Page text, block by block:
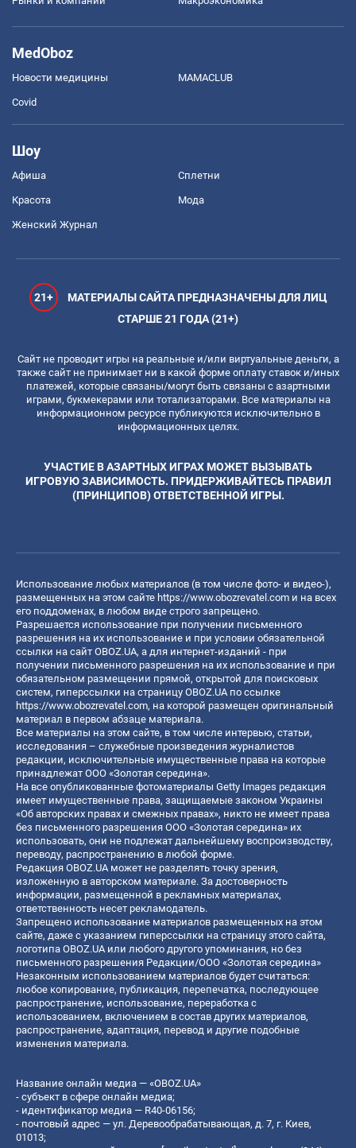
MedOboz
Новости медицины MAMACLUB
Covid
Шоу
Афиша Сплетни
Красота Мода
Женский Журнал
21+
МАТЕРИАЛЫ САЙТА ПРЕДНАЗНАЧЕНЫ ДЛЯ ЛИЦ
СТАРШЕ 21 ГОДА (21+)
Сайт не проводит игры на реальные и/или виртуальные деньги, а
также сайт не принимает ни в какой форме оплату ставок и/иных
платежей, которые связаны/могут быть связаны с азартными
играми, букмекерами или тотализаторами. Все материалы на
информационном ресурсе публикуются исключительно в
информационных целях.
УЧАСТИЕ В АЗАРТНЫХ ИГРАХ МОЖЕТ ВЫЗЫВАТЬ
ИГРОВУЮ ЗАВИСИМОСТЬ. ПРИДЕРЖИВАЙТЕСЬ ПРАВИЛ
(ПРИНЦИПОВ) ОТВЕТСТВЕННОЙ ИГРЫ.
Использование любых материалов (в том числе фото- и видео-),
размещенных на этом сайте https://www.obozrevatel.com и на всех
его поддоменах, в любом виде строго запрещено.
Разрешается использование при получении письменного
разрешения на их использование и при условии обязательной
ссылки на сайт OBOZ.UA, а для интернет-изданий - при
получении письменного разрешения на их использование и при
обязательном размещении прямой, открытой для поисковых
систем, гиперссылки на страницу OBOZ.UA по ссылке
https://www.obozrevatel.com, на которой размещен оригинальный
материал в первом абзаце материала.
Все материалы на этом сайте, в том числе интервью, статьи,
исследования – служебные произведения журналистов
редакции, исключительные имущественные права на которые
принадлежат ООО «Золотая середина».
На все опубликованные фотоматериалы Getty Images редакция
имеет имущественные права, защищаемые законом Украины
«Об авторских правах и смежных правах», никто не имеет права
без письменного разрешения ООО «Золотая середина» их
использовать, они не подлежат дальнейшему воспроизводству,
переводу, распространению в любой форме.
Редакция OBOZ.UA может не разделять точку зрения,
изложенную в авторском материале. За достоверность
информации, размещенной в рекламных материалах,
ответственность несет рекламодатель.
Запрещено использование материалов размещенных на этом
сайте, даже с указанием гиперссылки на страницу этого сайта,
логотипа OBOZ.UA или любого другого упоминания, но без
письменного разрешения Редакции/ООО «Золотая середина»
Незаконным использованием материалов будет считаться:
любое копирование, публикация, перепечатка, последующее
распространение, использование, переработка с
использованием, включением в состав других материалов,
распространение, адаптация, перевод и другие подобные
изменения материала.
Название онлайн медиа — «OBOZ.UA»
- субъект в сфере онлайн медиа;
- идентификатор медиа — R40-06156;
- почтовый адрес — ул. Деревообрабатывающая, д. 7, г. Киев,
01013;